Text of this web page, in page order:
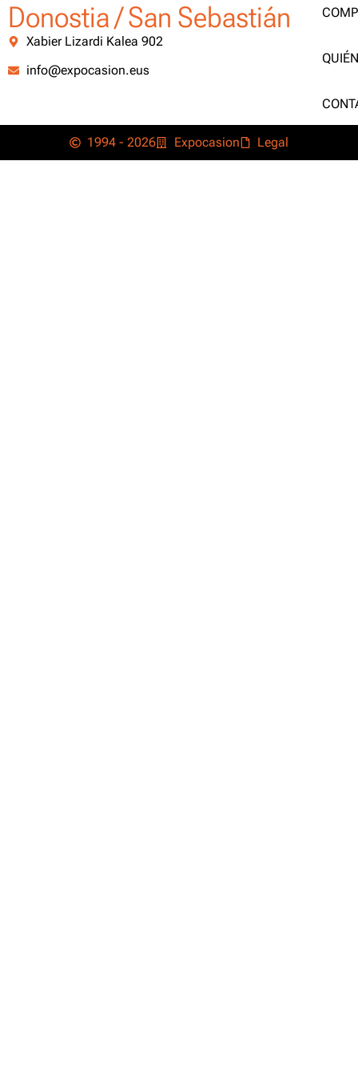
Donostia / San Sebastián
Xabier Lizardi Kalea 902
info@expocasion.eus
1994 - 2026 Expocasion Legal